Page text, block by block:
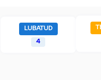
LUBATUD
4